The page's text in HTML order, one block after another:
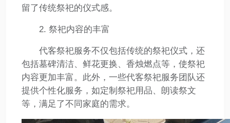
留了传统祭祀的仪式感。
2. 祭祀内容的丰富
代客祭祀服务不仅包括传统的祭祀仪式，还
包括墓碑清洁、鲜花更换、香烛燃点等，使祭祀
内容更加丰富。此外，一些代客祭祀服务团队还
提供个性化服务，如定制祭祀用品、朗读祭文
等，满足了不同家庭的需求。